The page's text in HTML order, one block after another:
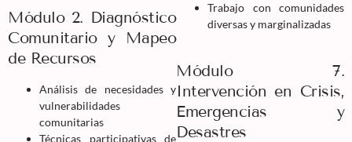
Módulo 2. Diagnóstico
Comunitario y Mapeo
de Recursos
Análisis de necesidades y
vulnerabilidades
comunitarias
Técnicas participativas de
Trabajo con comunidades
diversas y marginalizadas
Módulo 7.
Intervención en Crisis,
Emergencias y
Desastres